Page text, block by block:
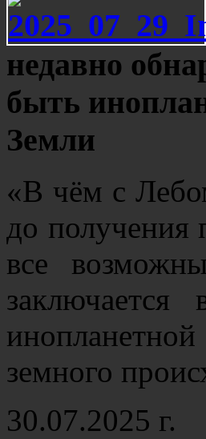
недавно
быть
Земли
«В чём с
до получения
все
земного
30.07.2025 г.